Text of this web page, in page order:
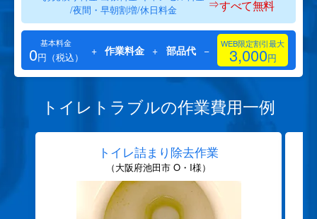
/夜間・早朝割増/休日料金
⇒すべて無料
基本料金
0円（税込） + 作業料金 + 部品代 − WEB限定割引最大
3,000円
トイレトラブルの作業費用一例
トイレ詰まり除去作業
（大阪府池田市 O・I様）